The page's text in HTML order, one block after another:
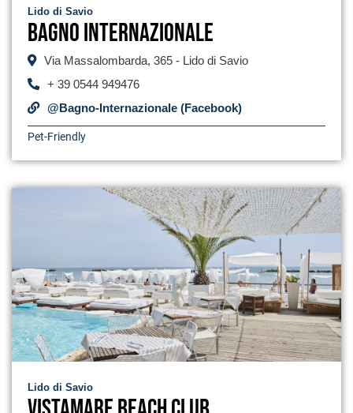
Lido di Savio
Bagno Internazionale
Via Massalombarda, 365 - Lido di Savio
+ 39 0544 949476
@Bagno-Internazionale (Facebook)
Pet-Friendly
Lido di Savio